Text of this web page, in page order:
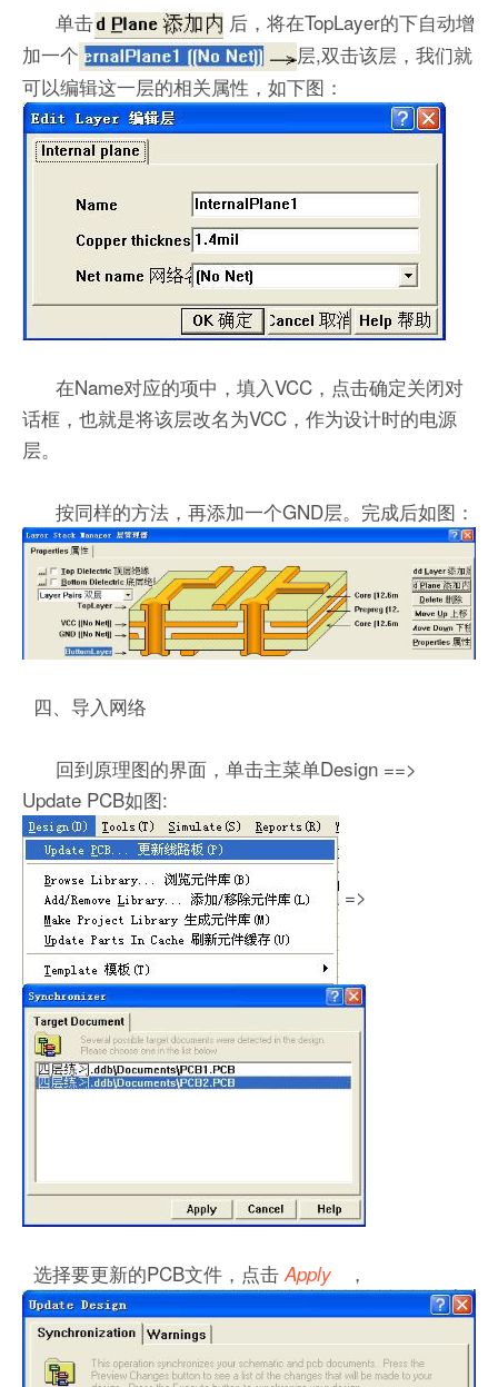
单击
后，将在TopLayer的下自动增
加一个
层,双击该层，我们就
可以编辑这一层的相关属性，如下图：
在Name对应的项中，填入VCC，点击确定关闭对
话框，也就是将该层改名为VCC，作为设计时的电源
层。
按同样的方法，再添加一个GND层。完成后如图：
四、导入网络
回到原理图的界面，单击主菜单Design ==>
Update PCB如图:
=>
选择要更新的PCB文件，点击Apply ，